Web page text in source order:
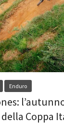
Enduro
Coppa